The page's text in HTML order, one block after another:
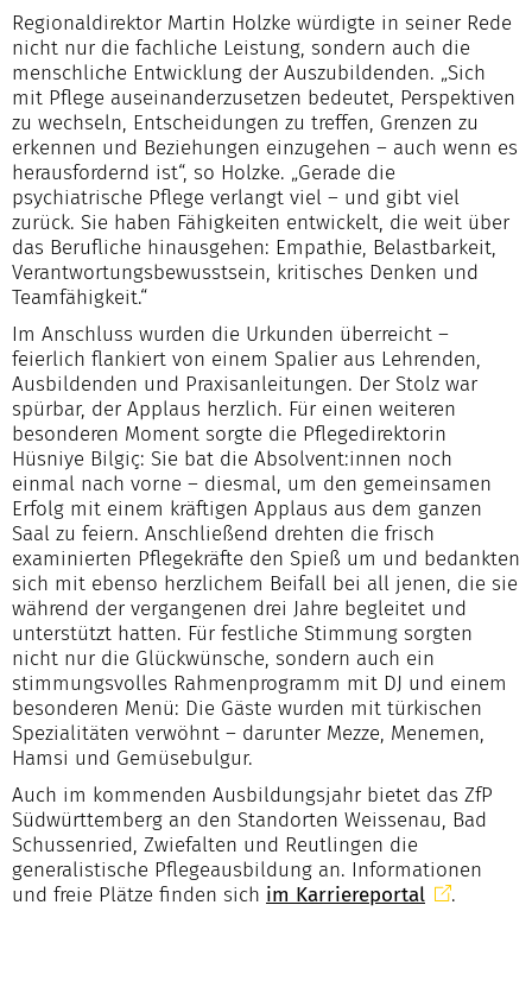
Regionaldirektor Martin Holzke würdigte in seiner Rede
nicht nur die fachliche Leistung, sondern auch die
menschliche Entwicklung der Auszubildenden. „Sich
mit Pflege auseinanderzusetzen bedeutet, Perspektiven
zu wechseln, Entscheidungen zu treffen, Grenzen zu
erkennen und Beziehungen einzugehen – auch wenn es
herausfordernd ist“, so Holzke. „Gerade die
psychiatrische Pflege verlangt viel – und gibt viel
zurück. Sie haben Fähigkeiten entwickelt, die weit über
das Berufliche hinausgehen: Empathie, Belastbarkeit,
Verantwortungsbewusstsein, kritisches Denken und
Teamfähigkeit.“
Im Anschluss wurden die Urkunden überreicht –
feierlich flankiert von einem Spalier aus Lehrenden,
Ausbildenden und Praxisanleitungen. Der Stolz war
spürbar, der Applaus herzlich. Für einen weiteren
besonderen Moment sorgte die Pflegedirektorin
Hüsniye Bilgiç: Sie bat die Absolvent:innen noch
einmal nach vorne – diesmal, um den gemeinsamen
Erfolg mit einem kräftigen Applaus aus dem ganzen
Saal zu feiern. Anschließend drehten die frisch
examinierten Pflegekräfte den Spieß um und bedankten
sich mit ebenso herzlichem Beifall bei all jenen, die sie
während der vergangenen drei Jahre begleitet und
unterstützt hatten. Für festliche Stimmung sorgten
nicht nur die Glückwünsche, sondern auch ein
stimmungsvolles Rahmenprogramm mit DJ und einem
besonderen Menü: Die Gäste wurden mit türkischen
Spezialitäten verwöhnt – darunter Mezze, Menemen,
Hamsi und Gemüsebulgur.
Auch im kommenden Ausbildungsjahr bietet das ZfP
Südwürttemberg an den Standorten Weissenau, Bad
Schussenried, Zwiefalten und Reutlingen die
generalistische Pflegeausbildung an. Informationen
und freie Plätze finden sich im Karriereportal .